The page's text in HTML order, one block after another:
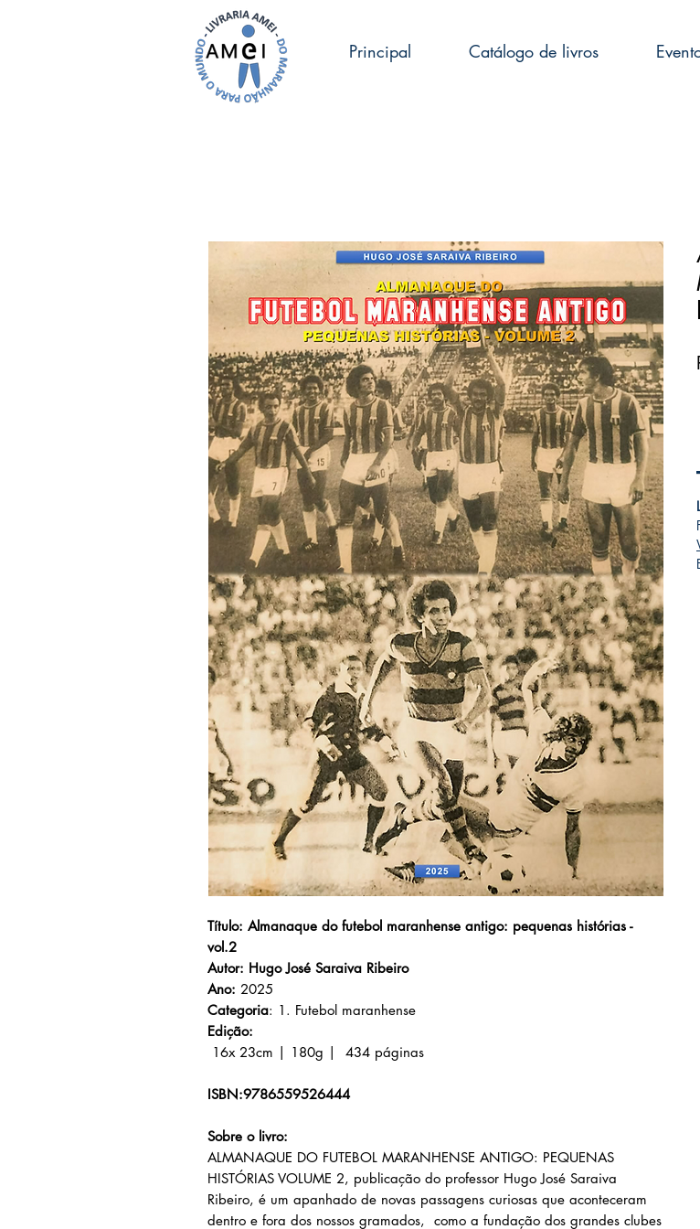
Principal Catálogo de livros
Título: Almanaque do futebol maranhense antigo: pequenas histórias -
vol.2
Autor: Hugo José Saraiva Ribeiro
Ano: 2025
Categoria: 1. Futebol maranhense
Edição:
16x 23cm | 180g | 434 páginas
ISBN:9786559526444
Sobre o livro:
ALMANAQUE DO FUTEBOL MARANHENSE ANTIGO: PEQUENAS
HISTÓRIAS VOLUME 2, publicação do professor Hugo José Saraiva
Ribeiro, é um apanhado de novas passagens curiosas que aconteceram
dentro e fora dos nossos gramados, como a fundação dos grandes clubes